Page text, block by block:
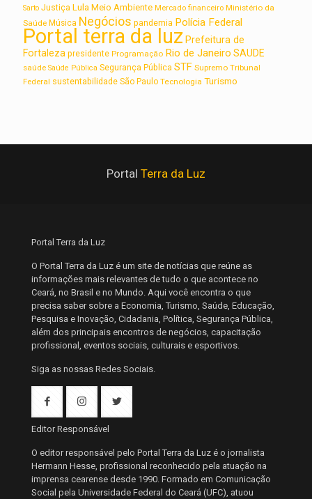
Sarto Justiça Lula Meio Ambiente Mercado financeiro Ministério da
Saúde Música Negócios pandemia Polícia Federal
Portal terra da luz Prefeitura de
Fortaleza presidente Programação Rio de Janeiro SAUDE
saúde Saúde Pública Segurança Pública STF Supremo Tribunal
Federal sustentabilidade São Paulo Tecnologia Turismo
Portal Terra da Luz
Portal Terra da Luz
O Portal Terra da Luz é um site de notícias que reúne as
informações mais relevantes de tudo o que acontece no
Ceará, no Brasil e no Mundo. Aqui você encontra o que
precisa saber sobre a Economia, Turismo, Saúde, Educação,
Pesquisa e Inovação, Cidadania, Política, Segurança Pública,
além dos principais encontros de negócios, capacitação
profissional, eventos sociais, culturais e esportivos.
Siga as nossas Redes Sociais.
Editor Responsável
O editor responsável pelo Portal Terra da Luz é o jornalista
Hermann Hesse, profissional reconhecido pela atuação na
imprensa cearense desde 1990. Formado em Comunicação
Social pela Universidade Federal do Ceará (UFC), atuou